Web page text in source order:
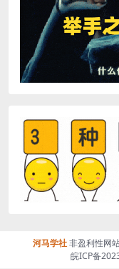
河马学社非盈利性网
皖ICP备